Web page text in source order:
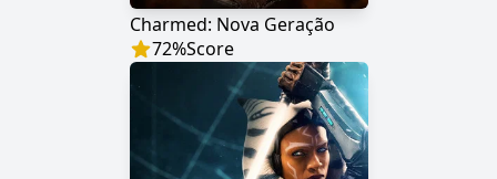
Charmed: Nova Geração
72%Score